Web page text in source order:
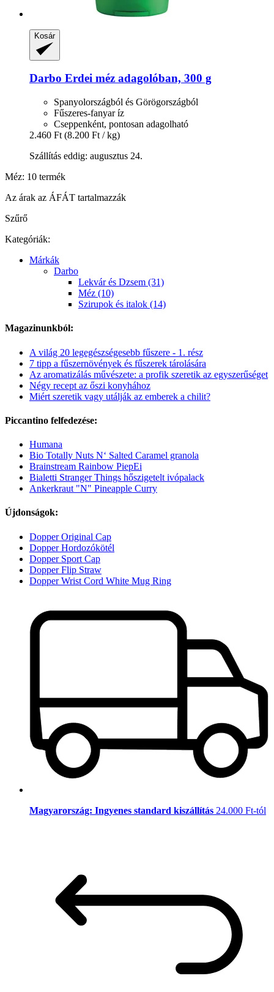
Kosár
Darbo Erdei méz adagolóban, 300 g
Spanyolországból és Görögországból
Fűszeres-fanyar íz
Cseppenként, pontosan adagolható
2.460 Ft (8.200 Ft / kg)
Szállítás eddig: augusztus 24.
Méz: 10 termék
Az árak az ÁFÁT tartalmazzák
Szűrő
Kategóriák:
Márkák
Darbo
Lekvár és Dzsem (31)
Méz (10)
Szirupok és italok (14)
Magazinunkból:
A világ 20 legegészségesebb fűszere - 1. rész
7 tipp a fűszernövények és fűszerek tárolására
Az aromatizálás művészete: a profik szeretik az egyszerűséget
Négy recept az őszi konyhához
Miért szeretik vagy utálják az emberek a chilit?
Piccantino felfedezése:
Humana
Bio Totally Nuts N‘ Salted Caramel granola
Brainstream Rainbow PiepEi
Bialetti Stranger Things hőszigetelt ivópalack
Ankerkraut "N" Pineapple Curry
Újdonságok:
Dopper Original Cap
Dopper Hordozókötél
Dopper Sport Cap
Dopper Flip Straw
Dopper Wrist Cord White Mug Ring
Magyarország: Ingyenes standard kiszállítás 24.000 Ft-tól